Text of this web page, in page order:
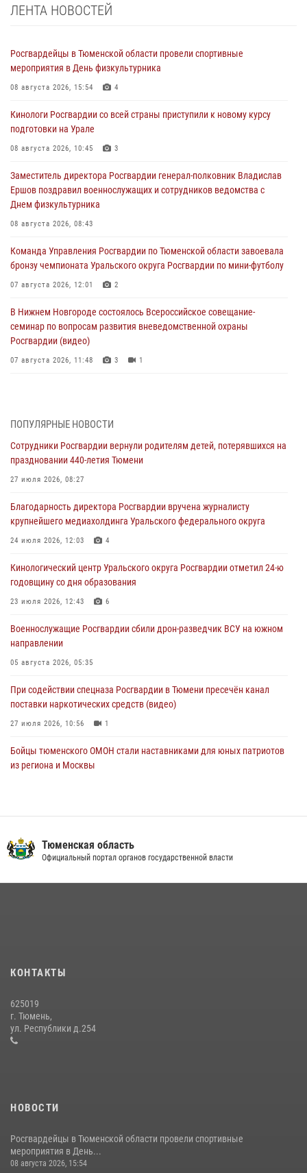
ЛЕНТА НОВОСТЕЙ
Росгвардейцы в Тюменской области провели спортивные
мероприятия в День физкультурника
08 августа 2026, 15:54 4
Кинологи Росгвардии со всей страны приступили к новому курсу
подготовки на Урале
08 августа 2026, 10:45 3
Заместитель директора Росгвардии генерал-полковник Владислав
Ершов поздравил военнослужащих и сотрудников ведомства с
Днем физкультурника
08 августа 2026, 08:43
Команда Управления Росгвардии по Тюменской области завоевала
бронзу чемпионата Уральского округа Росгвардии по мини-футболу
07 августа 2026, 12:01 2
В Нижнем Новгороде состоялось Всероссийское совещание-
семинар по вопросам развития вневедомственной охраны
Росгвардии (видео)
07 августа 2026, 11:48 3 1
07 августа 2026, 10:57 5
Память военнослужащих, погибших в разные годы при исполнении
воинского долга, почтили в кинологическом центре Уральского
округа Росгвардии
Росгвардейцы в Тюменской области знакомят детей со своей
службой и напоминают о мерах безопасности
Росгвардейцы приняли участие в фотопроекте «Прогуляемся по
Тюменской области» в рамках акции «Храним огонь Победы»
Росгвардейцы в Тюменской области почтили память генерала
армии Ивана Кирилловича Яковлева
ПОПУЛЯРНЫЕ НОВОСТИ
Сотрудники Росгвардии вернули родителям детей, потерявшихся на
праздновании 440-летия Тюмени
27 июля 2026, 08:27
Благодарность директора Росгвардии вручена журналисту
крупнейшего медиахолдинга Уральского федерального округа
24 июля 2026, 12:03 4
Кинологический центр Уральского округа Росгвардии отметил 24-ю
годовщину со дня образования
23 июля 2026, 12:43 6
Военнослужащие Росгвардии сбили дрон-разведчик ВСУ на южном
направлении
05 августа 2026, 05:35
При содействии спецназа Росгвардии в Тюмени пресечён канал
поставки наркотических средств (видео)
27 июля 2026, 10:56 1
Бойцы тюменского ОМОН стали наставниками для юных патриотов
из региона и Москвы
03 августа 2026, 07:23 1
Росгвардией»
Сотрудники тюменского СОБР "Сова" отработали навыки
десантирования на Урале
16 июля 2026, 10:42
Тюменская область
Официальный портал органов государственной власти
КОНТАКТЫ
625019
г. Тюмень,
ул. Республики д.254
НОВОСТИ
Росгвардейцы в Тюменской области провели спортивные
мероприятия в День...
08 августа 2026, 15:54